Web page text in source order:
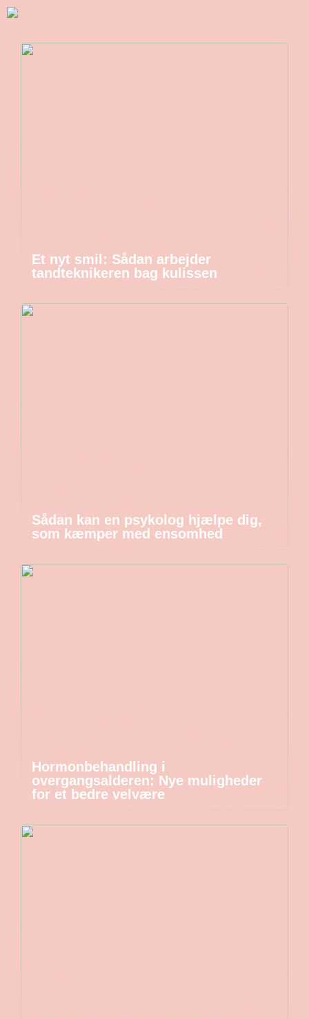
Et nyt smil: Sådan arbejder
tandteknikeren bag kulissen
Sådan kan en psykolog hjælpe dig,
som kæmper med ensomhed
Hormonbehandling i
overgangsalderen: Nye muligheder
for et bedre velvære